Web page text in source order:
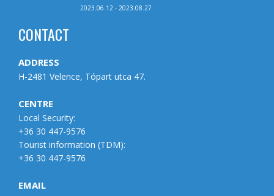
2023.06.12 - 2023.08.27
CONTACT
ADDRESS
H-2481 Velence, Tópart utca 47.
CENTRE
Local Security:
+36 30 447-9576
Tourist information (TDM):
+36 30 447-9576
EMAIL